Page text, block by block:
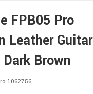
FPB05 Pro
Leather Guitar
Brown
1062756